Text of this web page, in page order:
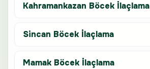
Kahramankazan Böcek İlaçlama
Sincan Böcek İlaçlama
Mamak Böcek İlaçlama